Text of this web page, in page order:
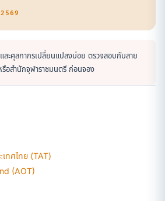
ละศุลกากรเปลี่ยนแปลงบ่อย ตรวจสอบกับสาย
อสำนักจุฬาราชมนตรี ก่อนจอง
เทศไทย (TAT)
(AOT)